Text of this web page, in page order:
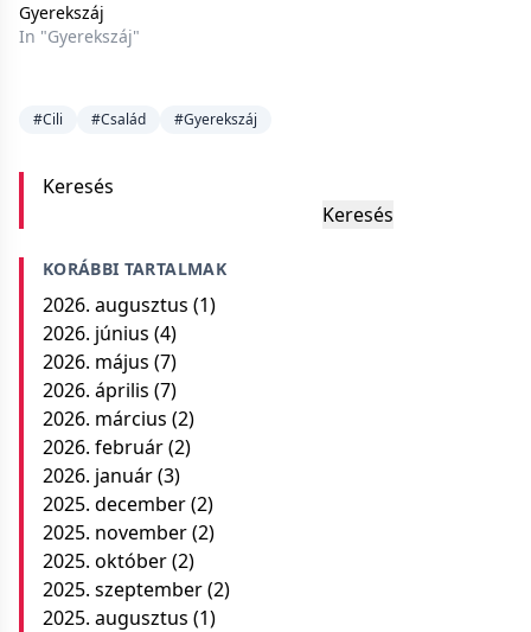
Gyerekszáj
In "Gyerekszáj"
#Cili #Család #Gyerekszáj
Keresés
Keresés
KORÁBBI TARTALMAK
2026. augusztus (1)
2026. június (4)
2026. május (7)
2026. április (7)
2026. március (2)
2026. február(2)
2026. január(3)
2025. december(2)
2025. november(2)
2025. október(2)
2025. szeptember(2)
2025. augusztus (1)